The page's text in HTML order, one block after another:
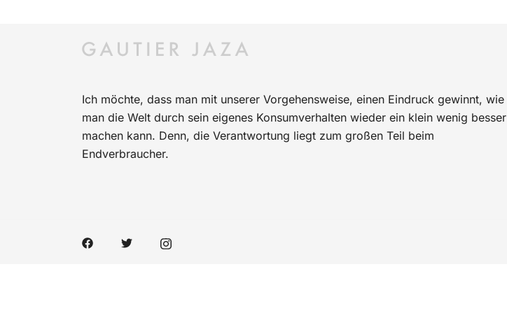
Ich möchte, dass man mit unserer Vorgehensweise, einen Eindruck gewinnt, wie
man die Welt durch sein eigenes Konsumverhalten wieder ein klein wenig besser
machen kann. Denn, die Verantwortung liegt zum großen Teil beim
Endverbraucher.